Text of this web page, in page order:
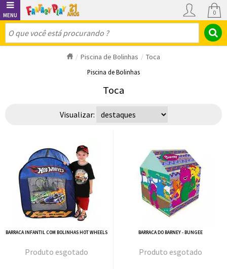
0
Piscina de Bolinhas Toca
Piscina de Bolinhas
Toca
Visualizar:
BARRACA INFANTIL COM BOLINHAS HOT WHEELS
esgotado
BARRACA DO BARNEY - BUNGEE
esgotado